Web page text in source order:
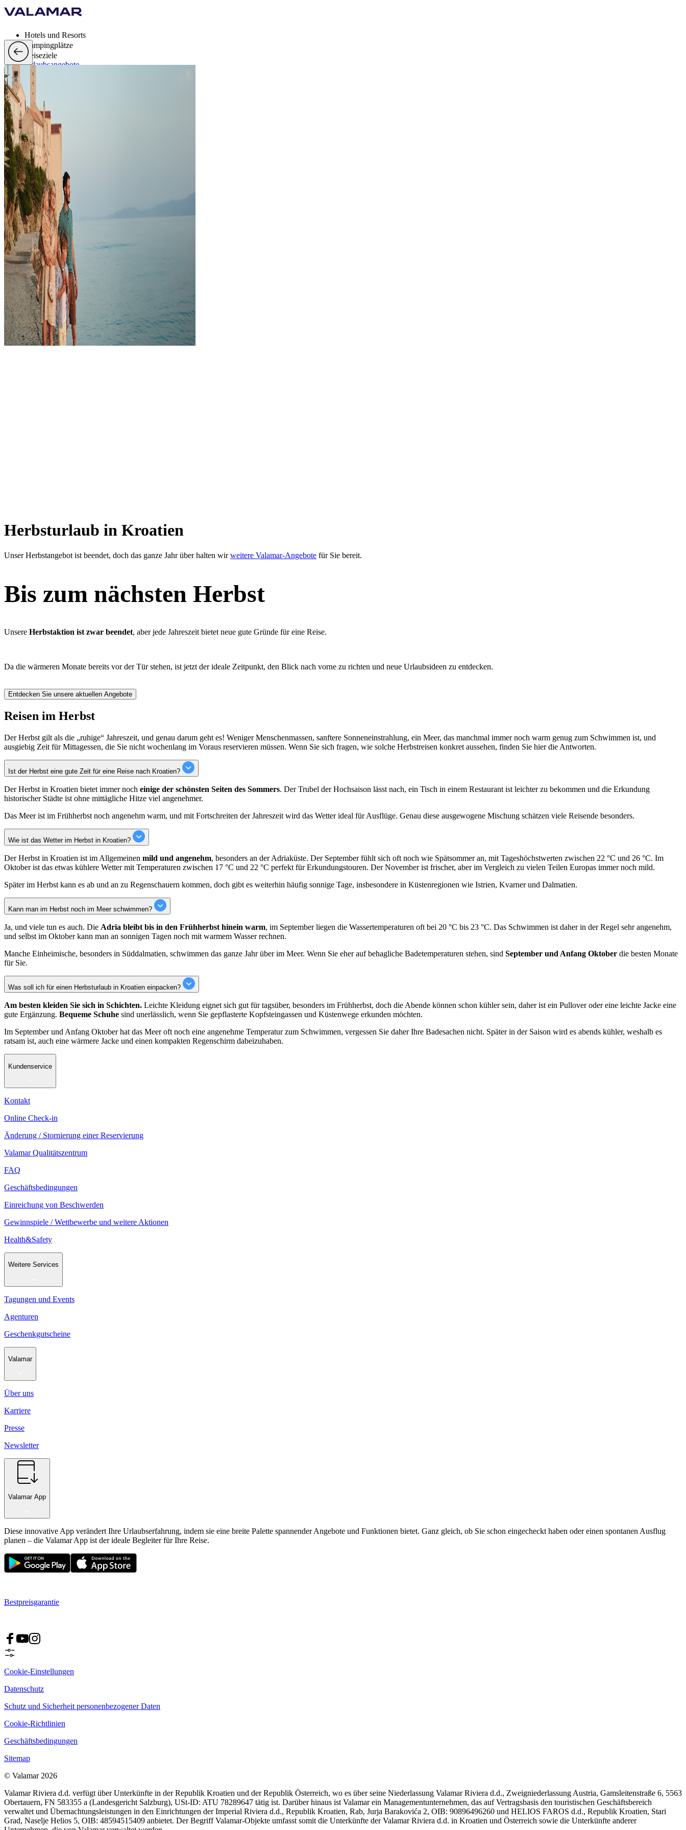
Hotels und Resorts
Campingplätze
Reiseziele
Urlaubsangebote
Valamar Rewards
Brands
Mehr
de, EUR
Herbsturlaub in Kroatien
Unser Herbstangebot ist beendet, doch das ganze Jahr über halten wirweitere Valamar-Angebote für Sie bereit.
Bis zum nächsten Herbst
Unsere Herbstaktion ist zwar beendet, aber jede Jahreszeit bietet neue gute Gründe für eine Reise.
Da die wärmeren Monate bereits vor der Tür stehen, ist jetzt der ideale Zeitpunkt, den Blick nach vorne zu richten und neue Urlaubsideen zu entdecken.
Entdecken Sie unsere aktuellen Angebote
Reisen im Herbst
Der Herbst gilt als die „ruhige“ Jahreszeit, und genau darum geht es! Weniger Menschenmassen, sanftere Sonneneinstrahlung, ein Meer, das manchmal immer noch warm genug zum Schwimmen ist, und
ausgiebig Zeit für Mittagessen, die Sie nicht wochenlang im Voraus reservieren müssen. Wenn Sie sich fragen, wie solche Herbstreisen konkret aussehen, finden Sie hier die Antworten.
Ist der Herbst eine gute Zeit für eine Reise nach Kroatien?
Der Herbst in Kroatien bietet immer noch einige der schönsten Seiten des Sommers. Der Trubel der Hochsaison lässt nach, ein Tisch in einem Restaurant ist leichter zu bekommen und die Erkundung
historischer Städte ist ohne mittägliche Hitze viel angenehmer.
Das Meer ist im Frühherbst noch angenehm warm, und mit Fortschreiten der Jahreszeit wird das Wetter ideal für Ausflüge. Genau diese ausgewogene Mischung schätzen viele Reisende besonders.
Wie ist das Wetter im Herbst in Kroatien?
Der Herbst in Kroatien ist im Allgemeinen mild und angenehm, besonders an der Adriaküste. Der September fühlt sich oft noch wie Spätsommer an, mit Tageshöchstwerten zwischen 22 °C und 26 °C. Im
Oktober ist das etwas kühlere Wetter mit Temperaturen zwischen 17 °C und 22 °C perfekt für Erkundungstouren. Der November ist frischer, aber im Vergleich zu vielen Teilen Europas immer noch mild.
Später im Herbst kann es ab und an zu Regenschauern kommen, doch gibt es weiterhin häufig sonnige Tage, insbesondere in Küstenregionen wie Istrien, Kvarner und Dalmatien.
Kann man im Herbst noch im Meer schwimmen?
Ja, und viele tun es auch. Die Adria bleibt bis in den Frühherbst hinein warm, im September liegen die Wassertemperaturen oft bei 20 °C bis 23 °C. Das Schwimmen ist daher in der Regel sehr angenehm,
und selbst im Oktober kann man an sonnigen Tagen noch mit warmem Wasser rechnen.
Manche Einheimische, besonders in Süddalmatien, schwimmen das ganze Jahr über im Meer. Wenn Sie eher auf behagliche Badetemperaturen stehen, sind September und Anfang Oktober die besten Monate
für Sie.
Was soll ich für einen Herbsturlaub in Kroatien einpacken?
Am besten kleiden Sie sich in Schichten. Leichte Kleidung eignet sich gut für tagsüber, besonders im Frühherbst, doch die Abende können schon kühler sein, daher ist ein Pullover oder eine leichte Jacke eine
gute Ergänzung. Bequeme Schuhe sind unerlässlich, wenn Sie gepflasterte Kopfsteingassen und Küstenwege erkunden möchten.
Im September und Anfang Oktober hat das Meer oft noch eine angenehme Temperatur zum Schwimmen, vergessen Sie daher Ihre Badesachen nicht. Später in der Saison wird es abends kühler, weshalb es
ratsam ist, auch eine wärmere Jacke und einen kompakten Regenschirm dabeizuhaben.
Kundenservice
Kontakt
Online Check-in
Änderung / Stornierung einer Reservierung
Valamar Qualitätszentrum
FAQ
Geschäftsbedingungen
Einreichung von Beschwerden
Gewinnspiele / Wettbewerbe und weitere Aktionen
Health&Safety
Weitere Services
Tagungen und Events
Agenturen
Geschenkgutscheine
Valamar
Über uns
Karriere
Presse
Newsletter
Valamar App
Diese innovative App verändert Ihre Urlaubserfahrung, indem sie eine breite Palette spannender Angebote und Funktionen bietet. Ganz gleich, ob Sie schon eingecheckt haben oder einen spontanen Ausflug
planen – die Valamar App ist der ideale Begleiter für Ihre Reise.
Bestpreisgarantie
Cookie-Einstellungen
Datenschutz
Schutz und Sicherheit personenbezogener Daten
Cookie-Richtlinien
Geschäftsbedingungen
Sitemap
© Valamar 2026
Valamar Riviera d.d. verfügt über Unterkünfte in der Republik Kroatien und der Republik Österreich, wo es über seine Niederlassung Valamar Riviera d.d., Zweigniederlassung Austria, Gamsleitenstraße 6, 5563
Obertauern, FN 583355 a (Landesgericht Salzburg), USt-ID: ATU 78289647 tätig ist. Darüber hinaus ist Valamar ein Managementunternehmen, das auf Vertragsbasis den touristischen Geschäftsbereich
verwaltet und Übernachtungsleistungen in den Einrichtungen der Imperial Riviera d.d., Republik Kroatien, Rab, Jurja Barakovića 2, OIB: 90896496260 und HELIOS FAROS d.d., Republik Kroatien, Stari
Grad, Naselje Helios 5, OIB: 48594515409 anbietet. Der Begriff Valamar-Objekte umfasst somit die Unterkünfte der Valamar Riviera d.d. in Kroatien und Österreich sowie die Unterkünfte anderer